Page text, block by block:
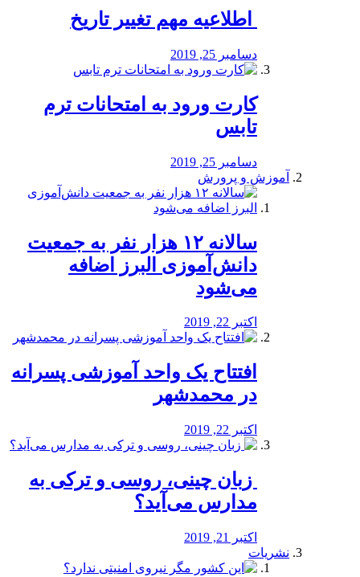
️ اطلاعیه مهم تغییر تاریخ
دسامبر 25, 2019
کارت ورود به امتحانات ترم
تابس
دسامبر 25, 2019
آموزش و پرورش
️سالانه ۱۲ هزار نفر به جمعیت
دانش‌آموزی البرز اضافه
می‌شود
اکتبر 22, 2019
افتتاح یک واحد آموزشی پسرانه
در محمدشهر
اکتبر 22, 2019
️ زبان چینی، روسی و ترکی به
مدارس می‌آید؟
اکتبر 21, 2019
نشریات